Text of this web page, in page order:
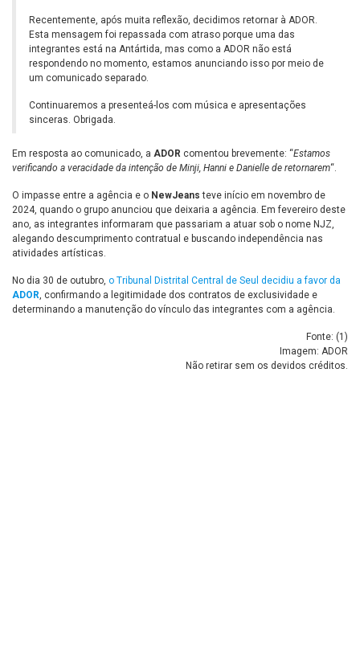
Recentemente, após muita reflexão, decidimos retornar à ADOR.
Esta mensagem foi repassada com atraso porque uma das
integrantes está na Antártida, mas como a ADOR não está
respondendo no momento, estamos anunciando isso por meio de
um comunicado separado.
Continuaremos a presenteá-los com música e apresentações
sinceras. Obrigada.
Em resposta ao comunicado, a ADOR comentou brevemente: “Estamos
verificando a veracidade da intenção de Minji, Hanni e Danielle de retornarem“.
O impasse entre a agência e o NewJeansteve início em novembro de
2024, quando o grupo anunciou que deixaria a agência. Em fevereiro deste
ano, as integrantes informaram que passariam a atuar sob o nome NJZ,
alegando descumprimento contratual e buscando independência nas
atividades artísticas.
No dia 30 de outubro, o Tribunal Distrital Central de Seul decidiu a favor da
ADOR, confirmando a legitimidade dos contratos de exclusividade e
determinando a manutenção do vínculo das integrantes com a agência.
Fonte: (1 )
Imagem: ADOR
Não retirar sem os devidos créditos.